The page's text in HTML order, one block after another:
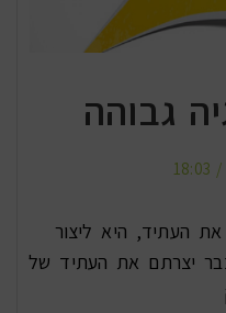
גבוהה
18:03
העתיד, היא ליצור
יצרתם את העתיד של